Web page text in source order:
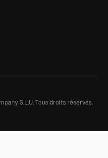
S.L.U.Tous droits réservés.